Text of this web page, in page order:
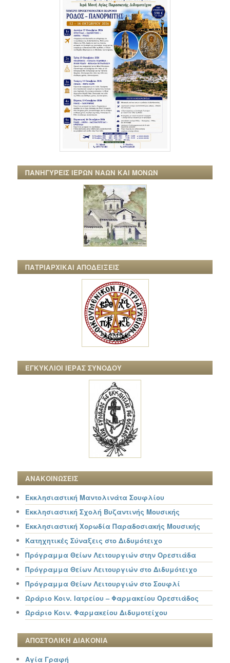
ΠΑΝΗΓΥΡΕΙΣ ΙΕΡΩΝ ΝΑΩΝ ΚΑΙ ΜΟΝΩΝ
ΠΑΤΡΙΑΡΧΙΚΑΙ ΑΠΟΔΕΙΞΕΙΣ
ΕΓΚΥΚΛΙΟΙ ΙΕΡΑΣ ΣΥΝΟΔΟΥ
ΑΝΑΚΟΙΝΩΣΕΙΣ
Εκκλησιαστική Μαντολινάτα Σουφλίου
Εκκλησιαστική Σχολή Βυζαντινής Μουσικής
Εκκλησιαστική Χορωδία Παραδοσιακής Μουσικής
Κατηχητικές Σύναξεις στο Διδυμότειχο
Πρόγραμμα Θείων Λειτουργιών στην Ορεστιάδα
Πρόγραμμα Θείων Λειτουργιών στο Διδυμότειχο
Πρόγραμμα Θείων Λειτουργιών στο Σουφλί
Ωράριο Κοιν. Ιατρείου – Φαρμακείου Ορεστιάδος
Ωράριο Κοιν. Φαρμακείου Διδυμοτείχου
ΑΠΟΣΤΟΛΙΚΗ ΔΙΑΚΟΝΙΑ
Αγία Γραφή